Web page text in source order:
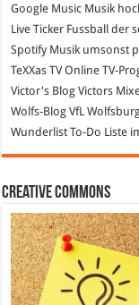
Google Music Musik
Live Ticker Fussball der
SpotifyMusik umsonst
TeXXas TVOnline TV-
Victor's Blog Victors
Wolfs-Blog VfL
Wunderlist To-Do Liste
Creative Commons